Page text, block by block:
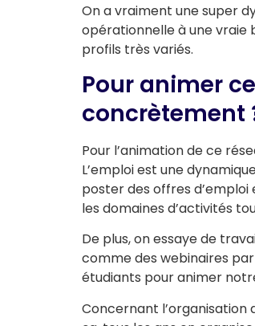
On a vraiment une super
opérationnelle à une vraie
profils très variés.
Pour animer
concrètement
Pour l’animation de ce
L’emploi est une
poster des offres d’emploi
les domaines d’activités
De plus, on essaye de
comme des webinaires
étudiants pour animer
Concernant l’organisation